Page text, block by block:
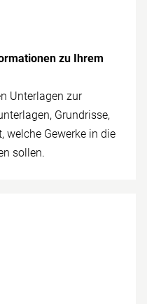
zu Ihrem
Unterlagen zur
Grundrisse,
welche Gewerke in die
sollen.